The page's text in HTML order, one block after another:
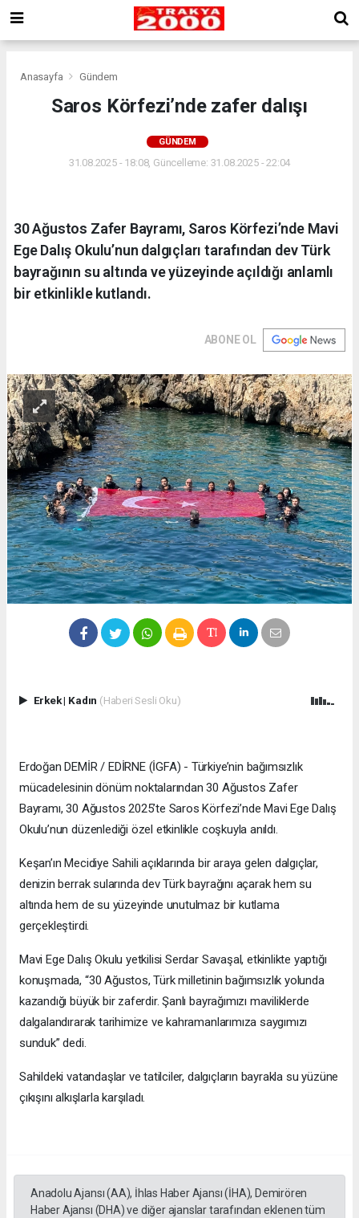
Anasayfa Gündem
Saros Körfezi’nde zafer dalışı
GÜNDEM
31.08.2025 - 18:08, Güncelleme: 31.08.2025 - 22:04
30 Ağustos Zafer Bayramı, Saros Körfezi’nde Mavi
Ege Dalış Okulu’nun dalgıçları tarafından dev Türk
bayrağının su altında ve yüzeyinde açıldığı anlamlı
bir etkinlikle kutlandı.
ABONE OL
Erkek| Kadın (Haberi Sesli Oku)
Erdoğan DEMİR / EDİRNE (İGFA) - Türkiye’nin bağımsızlık
mücadelesinin dönüm noktalarından 30 Ağustos Zafer
Bayramı, 30 Ağustos 2025’te Saros Körfezi’nde Mavi Ege Dalış
Okulu’nun düzenlediği özel etkinlikle coşkuyla anıldı.
Keşan’ın Mecidiye Sahili açıklarında bir araya gelen dalgıçlar,
denizin berrak sularında dev Türk bayrağını açarak hem su
altında hem de su yüzeyinde unutulmaz bir kutlama
gerçekleştirdi.
Mavi Ege Dalış Okulu yetkilisi Serdar Savaşal, etkinlikte yaptığı
konuşmada, “30 Ağustos, Türk milletinin bağımsızlık yolunda
kazandığı büyük bir zaferdir. Şanlı bayrağımızı maviliklerde
dalgalandırarak tarihimize ve kahramanlarımıza saygımızı
sunduk” dedi.
Sahildeki vatandaşlar ve tatilciler, dalgıçların bayrakla su yüzüne
çıkışını alkışlarla karşıladı.
Anadolu Ajansı (AA), İhlas Haber Ajansı (İHA), Demirören
Haber Ajansı (DHA) ve diğer ajanslar tarafından eklenen tüm